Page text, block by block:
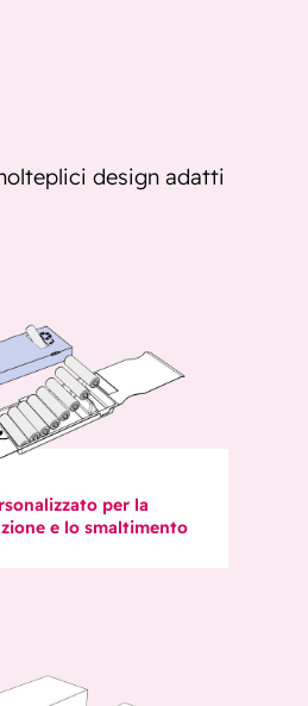
design adatti
per la
e lo smaltimento